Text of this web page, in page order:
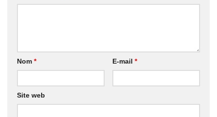
Nom * E-mail *
Site web